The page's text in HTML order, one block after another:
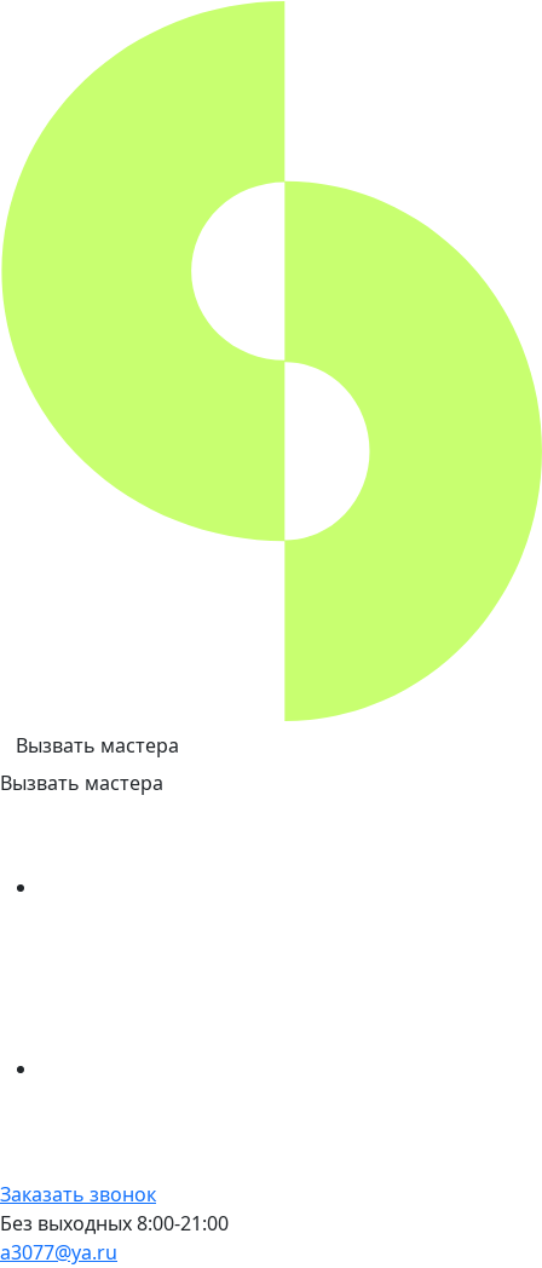
Вызвать мастера
Вызвать мастера
Заказать звонок
Без выходных 8:00-21:00
a3077@ya.ru